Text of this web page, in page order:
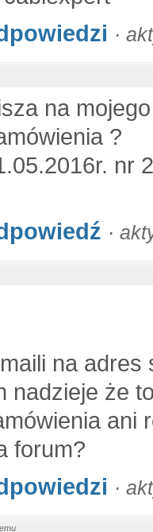
·
na
?
nr
·
na
nadzieje że
ani
forum?
·